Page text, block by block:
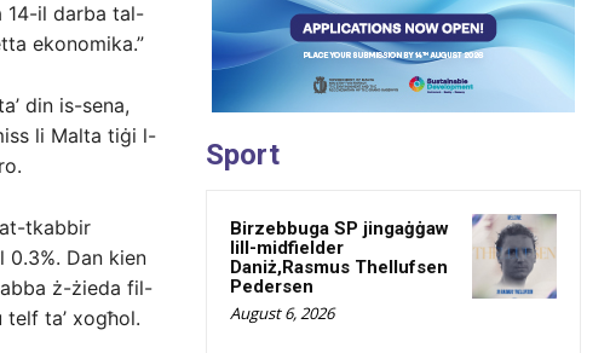
14-il darba tal-
ekonomika.”
din is-sena,
li Malta tiġi l-
tkabbir
Dan kien
ż-żieda fil-
ta’ xogħol.
Sport
Birzebbuga SP jingaġġaw
lill-midfielder
Daniż,Rasmus Thellufsen
Pedersen
August 6, 2026